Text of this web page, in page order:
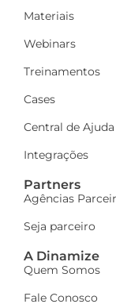
Materiais
Webinars
Treinamentos
Cases
Central de Ajuda
Integrações
Partners
Agências
Seja parceiro
A Dinamize
Quem Somos
Fale Conosco